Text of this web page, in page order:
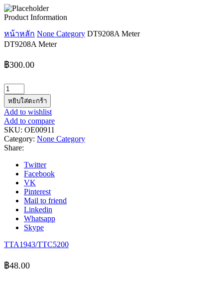
Product Information
หน้าหลัก None Category DT9208A Meter
DT9208A Meter
฿300.00
จำนวน
DT9208A
Meter
ชิ้น
หยิบใส่ตะกร้า
Add to wishlist
Add to compare
SKU: OE00911
Category: None Category
Share:
Twitter
Facebook
VK
Pinterest
Mail to friend
Linkedin
Whatsapp
Skype
TTA1943/TTC5200
฿48.00